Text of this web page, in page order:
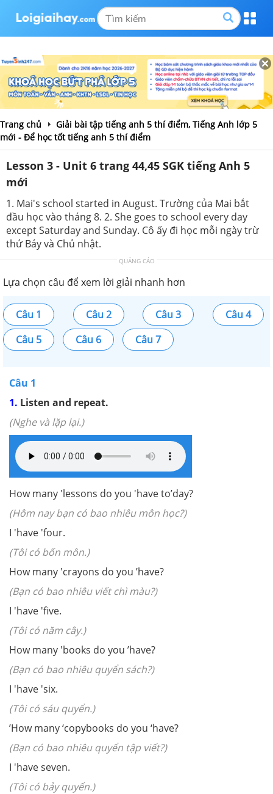
Trang chủ
Giải bài tập tiếng anh 5 thí điểm, Tiếng Anh lớp 5
mới - Để học tốt tiếng anh 5 thí điểm
Lesson 3 - Unit 6 trang 44,45 SGK tiếng Anh 5
mới
1. Mai's school started in August. Trường của Mai bắt
đầu học vào tháng 8. 2. She goes to school every day
except Saturday and Sunday. Cô ấy đi học mỗi ngày trừ
thứ Báy và Chủ nhật.
QUẢNG CÁO
Lựa chọn câu để xem lời giải nhanh hơn
Câu 1 Câu 2 Câu 3
Câu 4
Câu 5
Câu 6 Câu 7
Câu 1
1. Listen and repeat.
(Nghe và lặp lại.)
How many 'lessons do you 'have to’day?
(Hôm nay bạn có bao nhiêu môn học?)
I 'have 'four.
(Tôi có bốn môn.)
How many 'crayons do you ’have?
(Bạn có bao nhiêu viết chì màu?)
I 'have 'five.
(Tôi có năm cây.)
How many 'books do you ’have?
(Bạn có bao nhiêu quyển sách?)
I 'have 'six.
(Tôi có sáu quyển.)
’How many ‘copybooks do you ‘have?
(Bạn có bao nhiêu quyển tập viết?)
I 'have seven.
(Tôi có bảy quyển.)